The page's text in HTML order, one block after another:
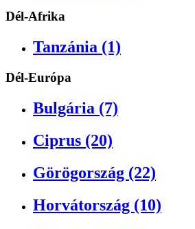
Dél-Afrika
Tanzánia (1)
Dél-Európa
Bulgária (7)
Ciprus (20)
Görögország (22)
Horvátország (10)